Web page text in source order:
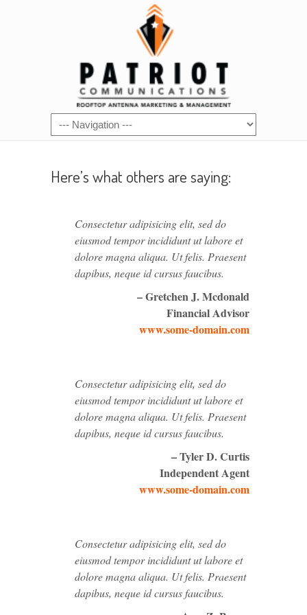
Here’s what others are saying:
Consectetur adipisicing elit, sed do
eiusmod tempor incididunt ut labore et
dolore magna aliqua. Ut felis. Praesent
dapibus, neque id cursus faucibus.
– Gretchen J. Mcdonald
Financial Advisor
www.some-domain.com
Consectetur adipisicing elit, sed do
eiusmod tempor incididunt ut labore et
dolore magna aliqua. Ut felis. Praesent
dapibus, neque id cursus faucibus.
– Tyler D. Curtis
Independent Agent
www.some-domain.com
Consectetur adipisicing elit, sed do
eiusmod tempor incididunt ut labore et
dolore magna aliqua. Ut felis. Praesent
dapibus, neque id cursus faucibus.